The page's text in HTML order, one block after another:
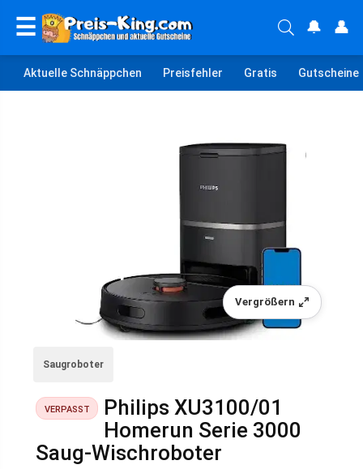
☰ 🔔 👤
Aktuelle Schnäppchen Preisfehler Gratis Gutscheine
Vergrößern
Saugroboter
VERPASST
Philips XU3100/01
Homerun Serie 3000
Saug-Wischroboter